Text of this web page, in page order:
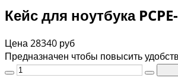
Кейс для ноутбука
Цена28340 руб
Предназначен чтобы повысить